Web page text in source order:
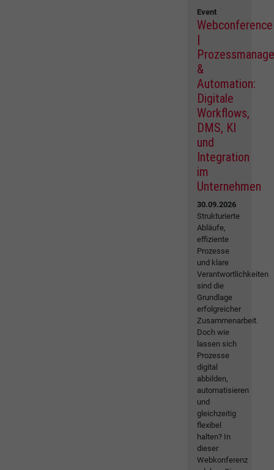
Event
Webconference
|
&
Automation:
Digitale
Workflows,
DMS, KI
und
Integration
im
Unternehmen
30.09.2026
Strukturierte
Abläufe,
effiziente
Prozesse
und klare
Verantwortlichkeiten
sind die
Grundlage
erfolgreicher
Zusammenarbeit.
Doch wie
lassen sich
Prozesse
digital
abbilden,
automatisieren
und
gleichzeitig
flexibel
halten? In
dieser
Webkonferenz